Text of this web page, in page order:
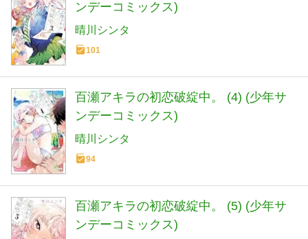
ンデーコミックス)
晴川シンタ
101
百瀬アキラの初恋破綻中。 (4) (少年サ
ンデーコミックス)
晴川シンタ
94
百瀬アキラの初恋破綻中。 (5) (少年サ
ンデーコミックス)